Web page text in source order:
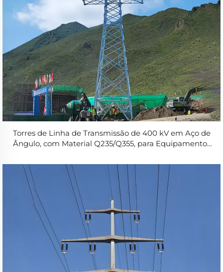
Torres de Linha de Transmissão de 400 kV em Aço de
Ângulo, com Material Q235/Q355, para Equipamentos